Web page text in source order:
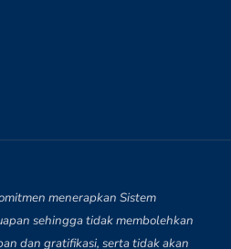
menerapkan Sistem
sehingga tidak membolehkan
dan gratifikasi, serta tidak akan